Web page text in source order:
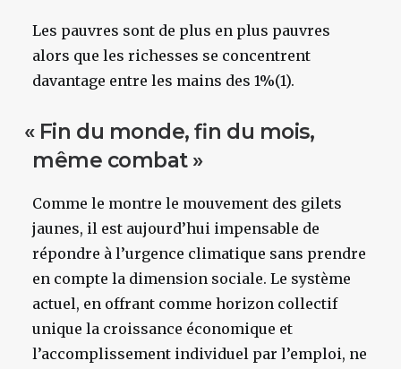
Les pauvres sont de plus en plus pauvres
alors que les richesses se concentrent
davantage entre les mains des 1%(1).
«Fin du monde, fin du mois,
même combat »
Comme le montre le mouvement des gilets
jaunes, il est aujourd’hui impensable de
répondre à l’urgence climatique sans prendre
en compte la dimension sociale. Le système
actuel, en offrant comme horizon collectif
unique la croissance économique et
l’accomplissement individuel par l’emploi, ne